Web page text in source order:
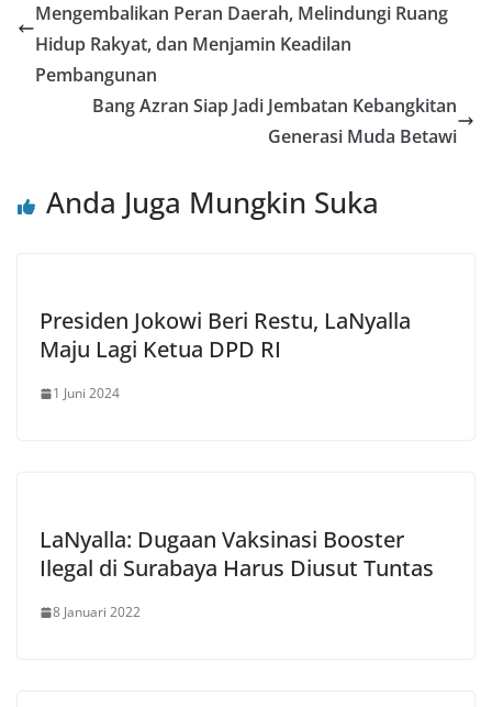
Mengembalikan Peran Daerah, Melindungi Ruang
Hidup Rakyat, dan Menjamin Keadilan
Pembangunan
Bang Azran Siap Jadi Jembatan Kebangkitan
Generasi Muda Betawi
Anda Juga Mungkin Suka
Presiden Jokowi Beri Restu, LaNyalla
Maju Lagi Ketua DPD RI
1 Juni 2024
LaNyalla: Dugaan Vaksinasi Booster
Ilegal di Surabaya Harus Diusut Tuntas
8 Januari 2022